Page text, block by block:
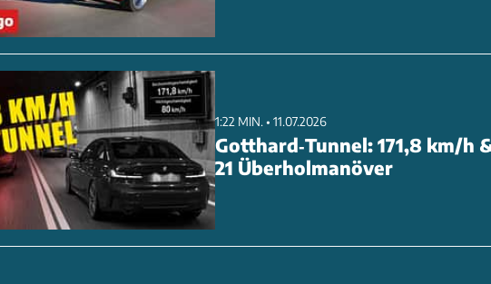
1:22 MIN. • 11.07.2026
Gotthard‑Tunnel: 171,8 km/h
21 Überholmanöver